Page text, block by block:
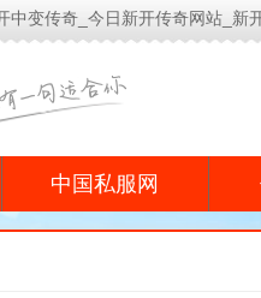
中变传奇_今日新开传奇网站_新
中国私服网